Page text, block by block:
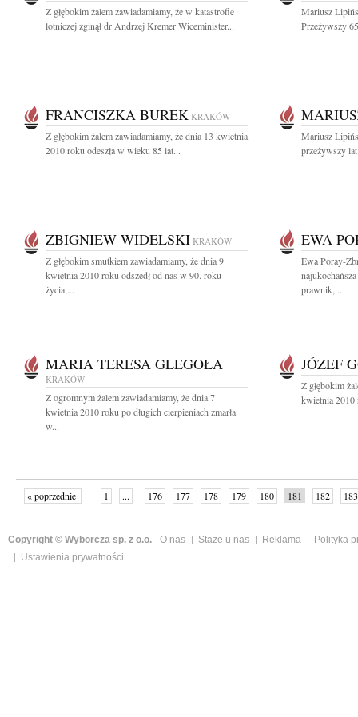
Z głębokim żalem zawiadamiamy, że w katastrofie
lotniczej zginął dr Andrzej Kremer Wiceminister...
Mariusz
Przeżywszy
FRANCISZKA BUREK KRAKÓW
Z głębokim żalem zawiadamiamy, że dnia 13 kwietnia
2010 roku odeszła w wieku 85 lat...
Mariusz
przeżywszy
ZBIGNIEW WIDELSKI KRAKÓW
Z głębokim smutkiem zawiadamiamy, że dnia 9
kwietnia 2010 roku odszedł od nas w 90. roku
życia,...
EWA
Ewa Poray-
prawnik,...
MARIA TERESA GLEGOŁA
KRAKÓW
Z ogromnym żalem zawiadamiamy, że dnia 7
kwietnia 2010 roku po długich cierpieniach zmarła
w...
JÓZEF
Z głębokim
kwietnia 2010
« poprzednie 1 ... 176 177 178 179 180 181 182
183
Copyright © Wyborcza sp. z o.o. O nas Staże u nas Reklama
Polityka
Ustawienia prywatności